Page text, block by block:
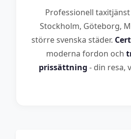
Professionell
Stockholm, Göteborg,
större svenska städer.
moderna fordon och
prissättning - din resa,